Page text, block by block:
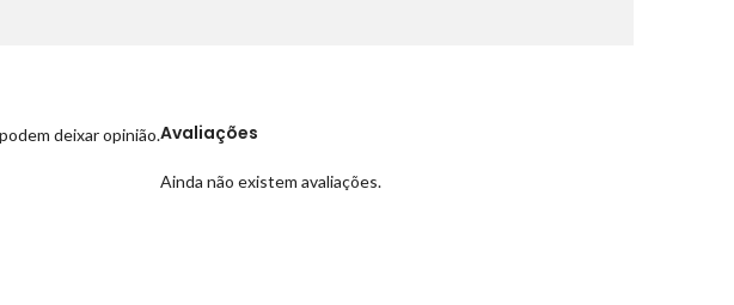
Avaliações
Ainda não existem avaliações.
deixar opinião.